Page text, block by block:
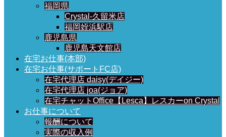
福岡県
Crystal-久留米店
福岡姪浜駅店
鹿児島県
鹿児島天文館店
在宅お仕事(本部)
在宅お仕事(サポートFC店)
在宅代理店 daisy(デイジー)
在宅代理店 joa(ジョア)
在宅チャットOffice【Lesca】レスカーon Crystal
お仕事について
報酬について
実際の収入例